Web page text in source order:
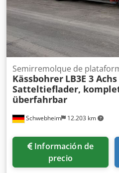
- Salvo errores tipográficos,
imágenes de muestra --. Más
Chsdezn Nyyopfx Ag Toa
Schwebheim 12.203 km
Semirremolque de
Kässbohrer LB3E 3 Achs
Satteltieflader,
überfahrbar
Información de
precio